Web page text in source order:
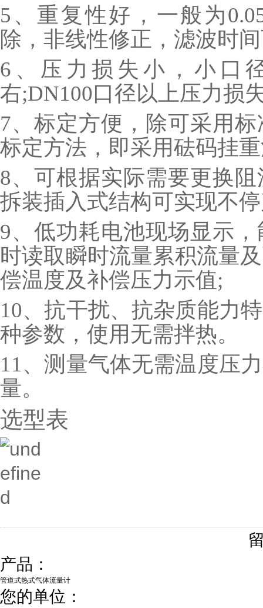
5、重复性好，一般为
除，非线性修正，滤波时
6、压力损失小，小口
右;DN100口径以上压力损
7、标定方便，除可采用
标定方法，即采用砝码挂
8、可根据实际需要更换
拆装插入式结构可实现不
9、低功耗电池现场显示
时读取瞬时流量累积流量
偿温度及补偿压力示值;
10、抗干扰、抗杂质能力
种参数，使用无需拌热。
11、测量气体无需温度压
量。
选型表
产品：
您的单位：